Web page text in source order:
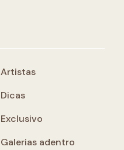
Artistas
Dicas
Exclusivo
Galerias adentro